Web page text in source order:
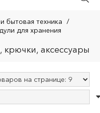
бытовая техника /
для хранения
крючки, аксессуары